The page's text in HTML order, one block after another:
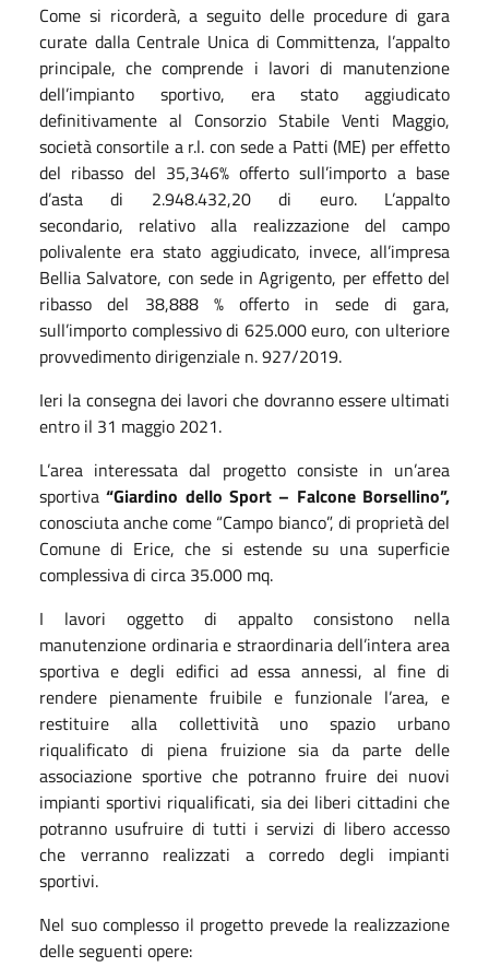
Come si ricorderà, a seguito delle procedure di gara
curate dalla Centrale Unica di Committenza, l’appalto
principale, che comprende i lavori di manutenzione
dell’impianto sportivo, era stato aggiudicato
definitivamente al Consorzio Stabile Venti Maggio,
società consortile a r.l. con sede a Patti (ME) per effetto
del ribasso del 35,346% offerto sull’importo a base
d’asta di 2.948.432,20 di euro. L’appalto
secondario, relativo alla realizzazione del campo
polivalente era stato aggiudicato, invece, all’impresa
Bellia Salvatore, con sede in Agrigento, per effetto del
ribasso del 38,888 % offerto in sede di gara,
sull’importo complessivo di 625.000 euro, con ulteriore
provvedimento dirigenziale n. 927/2019.
Ieri la consegna dei lavori che dovranno essere ultimati
entro il 31 maggio 2021.
L’area interessata dal progetto consiste in un’area
sportiva“Giardino dello Sport – Falcone Borsellino”,
conosciuta anche come “Campo bianco”, di proprietà del
Comune di Erice, che si estende su una superficie
complessiva di circa 35.000 mq.
I lavori oggetto di appalto consistono nella
manutenzione ordinaria e straordinaria dell’intera area
sportiva e degli edifici ad essa annessi, al fine di
rendere pienamente fruibile e funzionale l’area, e
restituire alla collettività uno spazio urbano
riqualificato di piena fruizione sia da parte delle
associazione sportive che potranno fruire dei nuovi
impianti sportivi riqualificati, sia dei liberi cittadini che
potranno usufruire di tutti i servizi di libero accesso
che verranno realizzati a corredo degli impianti
sportivi.
Nel suo complesso il progetto prevede la realizzazione
delle seguenti opere: